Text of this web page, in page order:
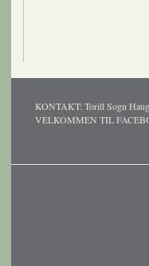
KONTAKT: Torill Sogn
VELKOMMEN TIL